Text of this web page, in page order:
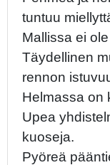
tuntuu
Mallissa ei
Täydellinen
rennon
Helmassa on
Upea
kuoseja.
Pyöreä